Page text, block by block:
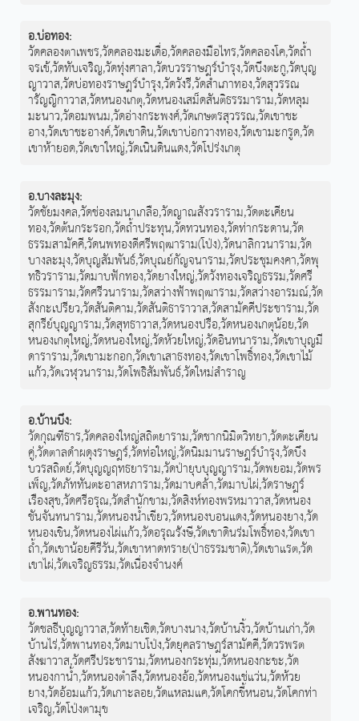
อ.บ่อทอง:
วัดคลองตาเพชร,วัดคลองมะเดื่อ,วัดคลองมือไทร,วัดคลองโค,วัดถ้ำ
จรเข้,วัดทับเจริญ,วัดทุ่งศาลา,วัดบวรราษฎร์บำรุง,วัดบึงตะกู,วัดบุญ
ญาวาส,วัดบ่อทองราษฎร์บำรุง,วัดวังรี,วัดสำเภาทอง,วัดสุวรรณ
ารัญญิกาวาส,วัดหนองเกตุ,วัดหนองเสม็ดสันติธรรมาราม,วัดหลุม
มะนาว,วัดอมพนม,วัดอ่างกระพงศ์,วัดเกษตรสุวรรณ,วัดเขาชะ
อาง,วัดเขาชะอางค์,วัดเขาดิน,วัดเขาบ่อกวางทอง,วัดเขามะกรูด,วัด
เขาห้ายอด,วัดเขาใหญ่,วัดเนินดินแดง,วัดโปร่งเกตุ
อ.บางละมุง:
วัดชัยมงคล,วัดช่องลมนาเกลือ,วัดญาณสังวราราม,วัดตะเคียน
ทอง,วัดต้นกระรอก,วัดถ้ำประทุน,วัดทวนทอง,วัดท่ากระดาน,วัด
ธรรมสามัคคี,วัดนพทองดีศรีพฤฒาราม(โป่ง),วัดนาลิกวนาราม,วัด
บางละมุง,วัดบุญสัมพันธ์,วัดบุณย์กัญจนาราม,วัดประชุมคงคา,วัดพุ
ทธิวราราม,วัดมาบฟักทอง,วัดยางใหญ่,วัดวังทองเจริญธรรม,วัดศรี
ธรรมาราม,วัดศรีวนาราม,วัดสว่างฟ้าพฤฒาราม,วัดสว่างอารมณ์,วัด
สังกะเปรียว,วัดสันติคาม,วัดสันติธาราวาส,วัดสามัคคีประชาราม,วัด
สุกรีย์บุญญาราม,วัดสุทธาวาส,วัดหนองปรือ,วัดหนองเกตุน้อย,วัด
หนองเกตุใหญ่,วัดหนองใหญ่,วัดห้วยใหญ่,วัดอินทนาราม,วัดเขาบุญมี
ดาราราม,วัดเขามะกอก,วัดเขาเสาธงทอง,วัดเขาโพธิ์ทอง,วัดเขาไม้
แก้ว,วัดเวฬุวนาราม,วัดโพธิสัมพันธ์,วัดใหม่สำราญ
อ.บ้านบึง:
วัดกุณฑีธาร,วัดคลองใหญ่สถิตยาราม,วัดชากนิมิตวิทยา,วัดตะเคียน
คู่,วัดตาลดำผดุงราษฎร์,วัดท่อใหญ่,วัดนิมมานราษฎร์บำรุง,วัดบึง
บวรสถิตย์,วัดบุญญฤทธยาราม,วัดป่ายุบบุญญาราม,วัดพยอม,วัดพร
เพ็ญ,วัดภัททันตะอาสหภาราม,วัดมาบคล้า,วัดมาบไผ่,วัดราษฎร์
เรืองสุข,วัดศรีอรุณ,วัดสำนักขาม,วัดสิงห์ทองพรหมาวาส,วัดหนอง
ชันจันทนาราม,วัดหนองน้ำเขียว,วัดหนองบอนแดง,วัดหนองยาง,วัด
หนองเขิน,วัดหนองไผ่แก้ว,วัดอรุณรังษี,วัดเขาดินร่มโพธิ์ทอง,วัดเขา
ถ้ำ,วัดเขาน้อยคีรีวัน,วัดเขาหาดทราย(ป่าธรรมชาติ),วัดเขาแรต,วัด
เขาไผ่,วัดเจริญธรรม,วัดเนื่องจำนงค์
อ.พานทอง:
วัดชลธีบุญญาวาส,วัดท้ายเชิด,วัดบางนาง,วัดบ้านงิ้ว,วัดบ้านเก่า,วัด
บ้านไร่,วัดพานทอง,วัดมาบโป่ง,วัดยุคลราษฎร์สามัคคี,วัดวรพรต
สังฆาวาส,วัดศรีประชาราม,วัดหนองกระทุ่ม,วัดหนองกะขะ,วัด
หนองกาน้ำ,วัดหนองตำลึง,วัดหนองอ้อ,วัดหนองแช่แว่น,วัดห้วย
ยาง,วัดอ้อมแก้ว,วัดเกาะลอย,วัดแหลมแค,วัดโคกขี้หนอน,วัดโคกท่า
เจริญ,วัดโป่งตามุข